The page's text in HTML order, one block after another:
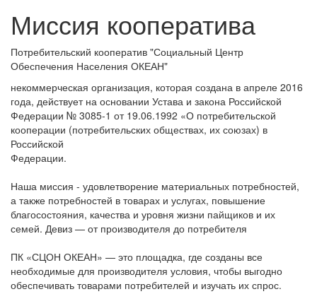
Миссия кооператива
Потребительский кооператив "Социальный Центр
Обеспечения Населения ОКЕАН"
некоммерческая организация, которая создана в апреле 2016
года, действует на основании Устава и закона Российской
Федерации № 3085-1 от 19.06.1992 «О потребительской
кооперации (потребительских обществах, их союзах) в
Российской
Федерации.
Наша миссия - удовлетворение материальных потребностей,
а также потребностей в товарах и услугах, повышение
благосостояния, качества и уровня жизни пайщиков и их
семей. Девиз — от производителя до потребителя
ПК «СЦОН ОКЕАН» — это площадка, где созданы все
необходимые для производителя условия, чтобы выгодно
обеспечивать товарами потребителей и изучать их спрос.